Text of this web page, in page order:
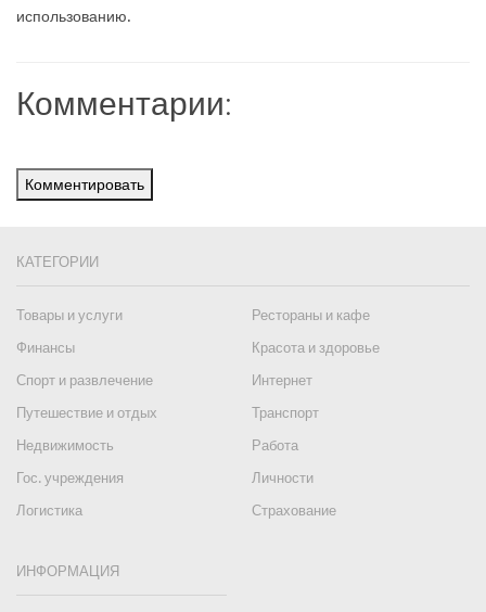
использованию.
Комментарии:
Комментировать
КАТЕГОРИИ
Товары и услуги
Рестораны и кафе
Финансы
Красота и здоровье
Спорт и развлечение
Интернет
Путешествие и отдых
Транспорт
Недвижимость
Работа
Гос. учреждения
Личности
Логистика
Страхование
ИНФОРМАЦИЯ